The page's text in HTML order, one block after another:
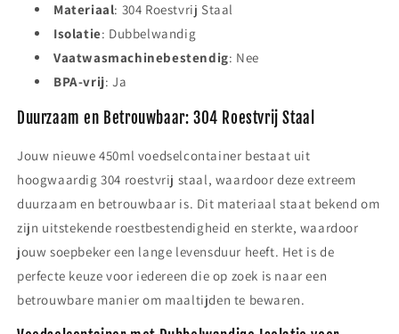
Materiaal: 304 Roestvrij Staal
Isolatie: Dubbelwandig
Vaatwasmachinebestendig: Nee
BPA-vrij: Ja
Duurzaam en Betrouwbaar: 304 Roestvrij Staal
Jouw nieuwe 450ml voedselcontainer bestaat uit
hoogwaardig 304 roestvrij staal, waardoor deze extreem
duurzaam en betrouwbaar is. Dit materiaal staat bekend om
zijn uitstekende roestbestendigheid en sterkte, waardoor
jouw soepbeker een lange levensduur heeft. Het is de
perfecte keuze voor iedereen die op zoek is naar een
betrouwbare manier om maaltijden te bewaren.